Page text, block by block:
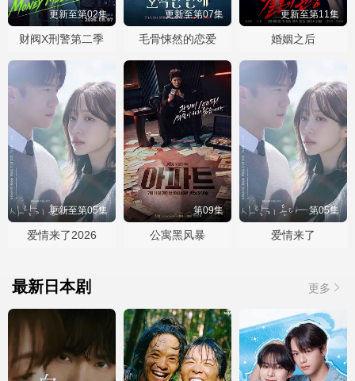
更新至第02集
财阀X刑警第二季
更新至第07集
毛骨悚然的恋爱
更新至第11集
婚姻之后
更新至第05集
爱情来了2026
第09集
公寓黑风暴
第05集
爱情来了
更多
最新日本剧